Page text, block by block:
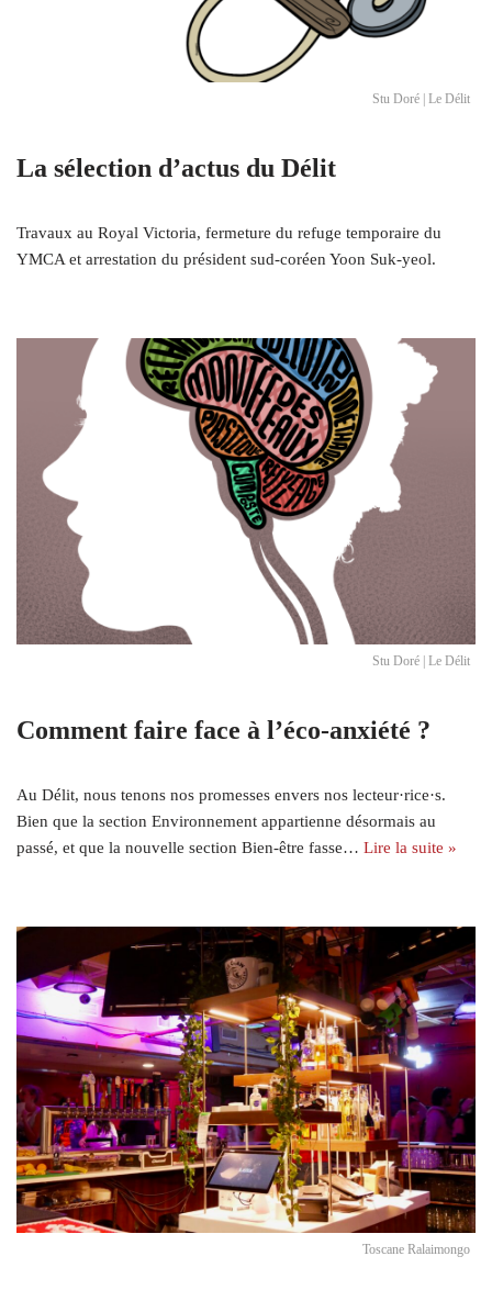
Stu Doré | Le Délit
La sélection d’actus du Délit
Travaux au Royal Victoria, fermeture du refuge temporaire du
YMCA et arrestation du président sud-coréen Yoon Suk-yeol.
Stu Doré | Le Délit
Comment faire face à l’éco-anxiété ?
Au Délit, nous tenons nos promesses envers nos lecteur·rice·s.
Bien que la section Environnement appartienne désormais au
passé, et que la nouvelle section Bien-être fasse… Lire la suite »
Toscane Ralaimongo